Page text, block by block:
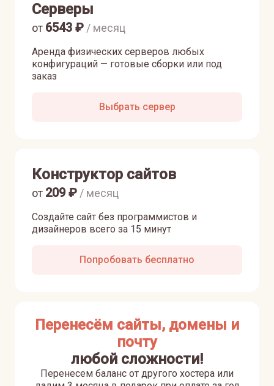
Серверы
Аренда физических серверов любых
конфигураций — готовые сборки или под
заказ
от 6543 ₽ / месяц
Выбрать сервер
Конструктор сайтов
Создайте сайт без программистов и
дизайнеров всего за 15 минут
от 209₽ / месяц
Попробовать бесплатно
Перенесём сайты, домены и
почту
любой сложности!
Перенесем баланс от другого хостера или